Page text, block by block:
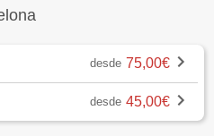
desde 75,00€
desde 45,00€